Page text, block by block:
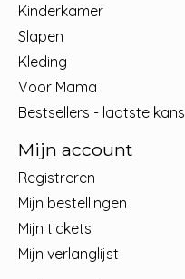
Kinderkamer
Slapen
Kleding
Voor Mama
Bestsellers - laatste kans
Mijn account
Registreren
Mijn bestellingen
Mijn tickets
Mijn verlanglijst